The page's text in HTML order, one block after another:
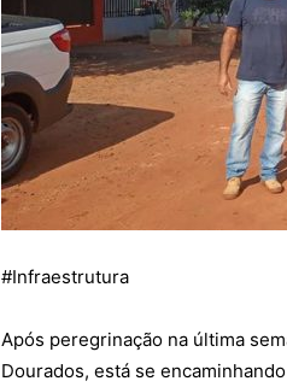
#Infraestrutura
Após peregrinação na última
Dourados, está se